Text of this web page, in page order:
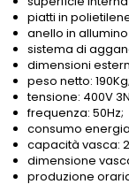
piatti in
anello in
sistema di
dimensioni
peso netto: 190Kg;
tensione: 400V
frequenza: 50Hz;
consumo
capacità vasca:
dimensione
produzione